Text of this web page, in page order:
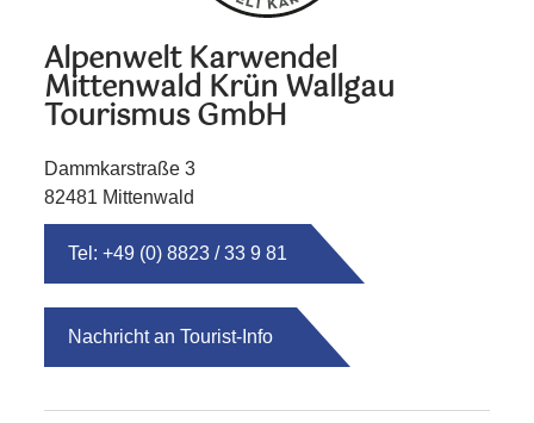
Alpenwelt Karwendel
Mittenwald Krün Wallgau
Tourismus GmbH
Dammkarstraße 3
82481 Mittenwald
Tel: +49 (0) 8823 / 33 9 81
Nachricht an Tourist-Info